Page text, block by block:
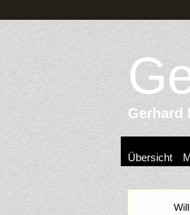
Gerhard
Übersicht